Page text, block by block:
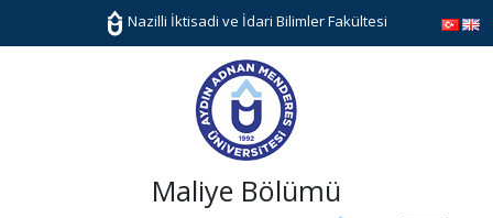
Nazilli İktisadi ve İdari Bilimler Fakültesi
Maliye Bölümü